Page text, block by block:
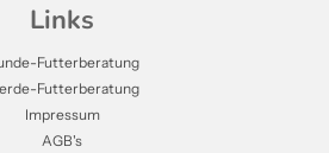
Links
Futterberatung
Futterberatung
Impressum
AGB's